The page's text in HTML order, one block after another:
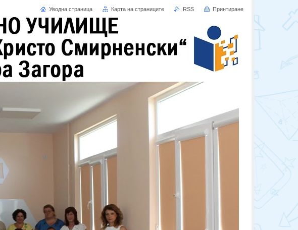
Уводна страница Карта на страниците RSS Принтиране